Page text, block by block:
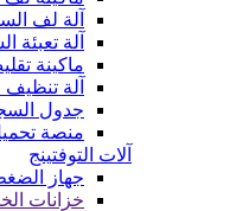
آلة لف
آلة تعبئة
ماكينة
آلة تنظيف
جدول
منصة
آلات التوفتينج
جهاز
خزانات